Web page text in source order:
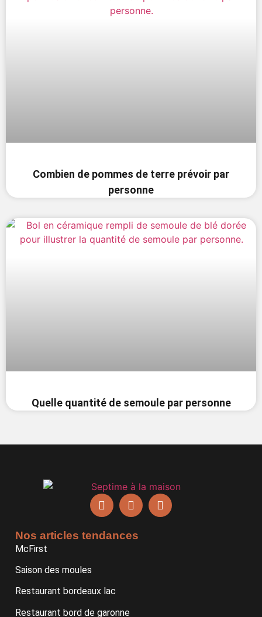
Combien de pommes de terre prévoir par
personne
Quelle quantité de semoule par personne
Nos articles tendances
McFirst
Saison des moules
Restaurant bordeaux lac
Restaurant bord de garonne